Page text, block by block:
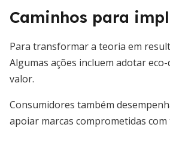
Caminhos para
Para transformar a teoria em
Algumas ações incluem adotar
valor.
Consumidores também
apoiar marcas comprometidas